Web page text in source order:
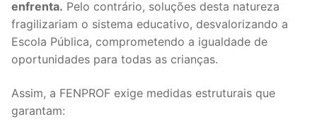
enfrenta. Pelo contrário, soluções desta natureza
fragilizariam o sistema educativo, desvalorizando a
Escola Pública, comprometendo a igualdade de
oportunidades para todas as crianças.
Assim, a FENPROF exige medidas estruturais que
garantam: